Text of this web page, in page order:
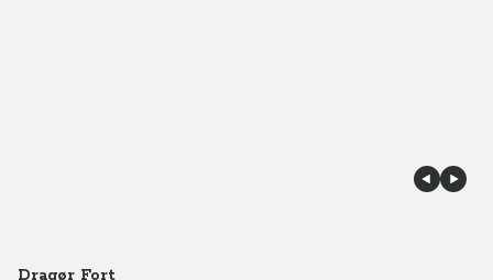
Dragør Fort